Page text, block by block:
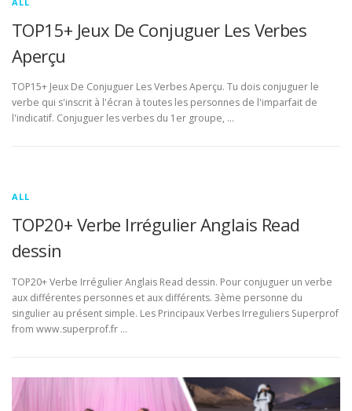
TOP15+ Jeux De Conjuguer Les Verbes
Aperçu
TOP15+ Jeux De Conjuguer Les Verbes Aperçu. Tu dois conjuguer le
verbe qui s'inscrit à l'écran à toutes les personnes de l'imparfait de
l'indicatif. Conjuguer les verbes du 1er groupe, …
ALL
TOP20+ Verbe Irrégulier Anglais Read
dessin
TOP20+ Verbe Irrégulier Anglais Read dessin. Pour conjuguer un verbe
aux différentes personnes et aux différents. 3ème personne du
singulier au présent simple. Les Principaux Verbes Irreguliers Superprof
from www.superprof.fr …